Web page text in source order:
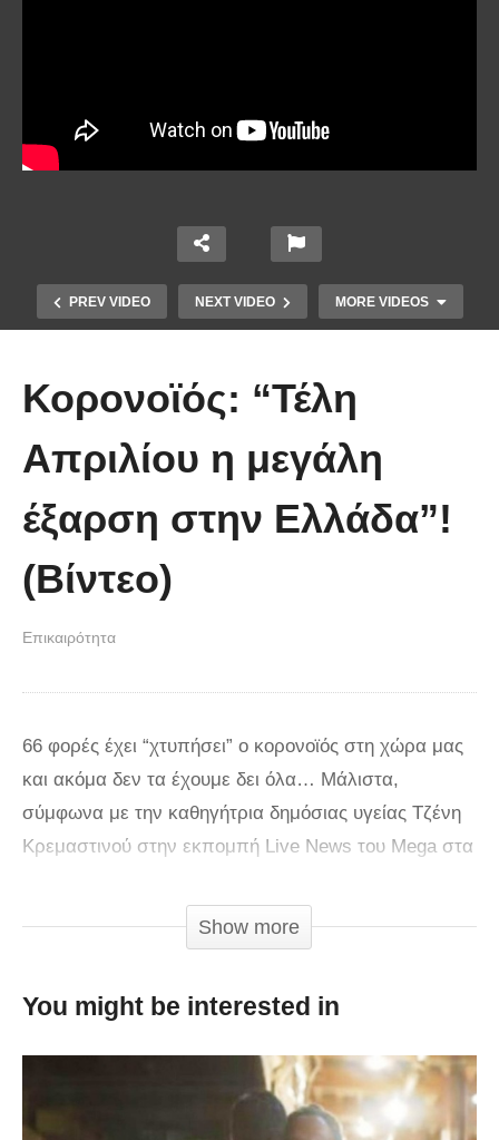
PREV VIDEO NEXT VIDEO MORE VIDEOS
πρώτη στιγμή και συγκίνησε το
νοηματική με ένα μικρό κορίτσι
Κορονοϊός: “Τέλη
Απριλίου η μεγάλη
έξαρση στην Ελλάδα”!
(Βίντεο)
Επικαιρότητα
66 φορές έχει “χτυπήσει” ο κορονοϊός στη χώρα μας
και ακόμα δεν τα έχουμε δει όλα… Μάλιστα,
σύμφωνα με την καθηγήτρια δημόσιας υγείας Τζένη
Κρεμαστινού στην εκπομπή Live News του Mega στα
έξαρση στην Ελλάδα. Όπως λέει η κ. Κρεμαστινού,
αυτή τη χρονική συγκυρία ο αριθμός των
επικράτεια είναι σχετικά μικρός. “Τα περισσότερα
φυσικά από ανθρώπους που ταξίδεψαν στην Ιταλία”
σημειώνει η ειδική επιστήμονας, που βρέθηκε
Show more
You might be interested in